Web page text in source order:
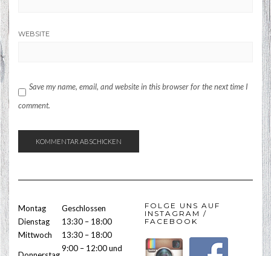
WEBSITE
Save my name, email, and website in this browser for the next time I
comment.
Montag
Geschlossen
Dienstag
13:30 – 18:00
Mittwoch
13:30 – 18:00
9:00 – 12:00 und
FOLGE UNS AUF
INSTAGRAM /
FACEBOOK